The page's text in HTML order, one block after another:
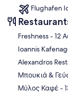
Flughafen